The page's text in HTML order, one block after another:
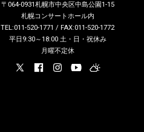
〒064-0931札幌市中央区中島公園1-15
札幌コンサートホール内
TEL:011-520-1771 / FAX:011-520-1772
平日9:30～18:00 土・日・祝休み
月曜不定休